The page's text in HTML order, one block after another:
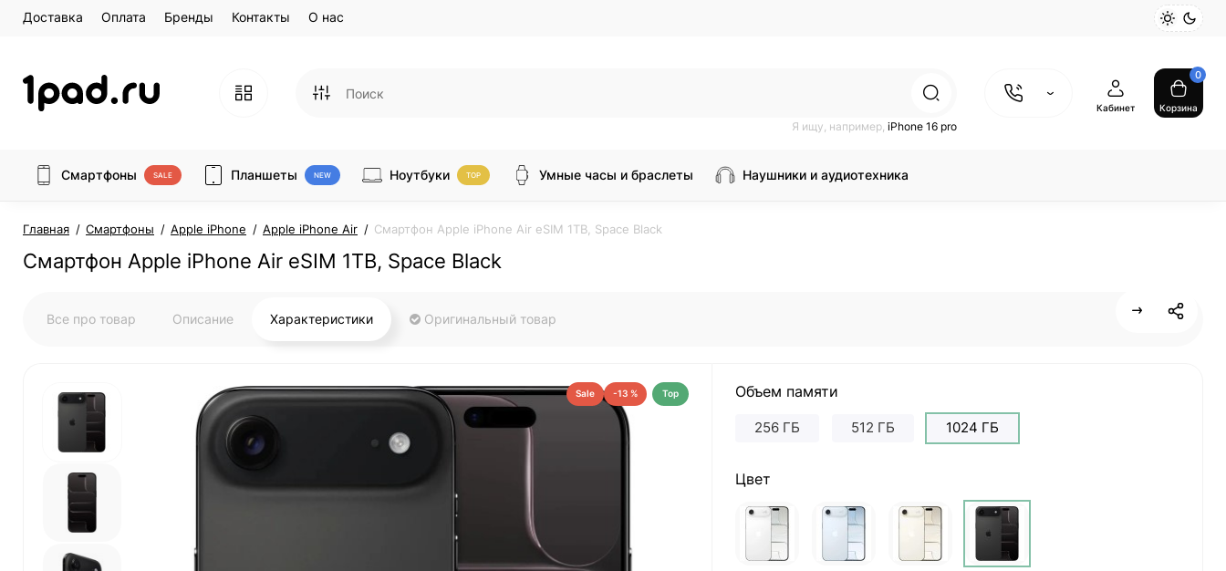
Доставка Оплата Бренды Контакты О нас
Я ищу, например, iPhone 16 pro
Кабинет
0
Корзина
Смартфоны SALE Планшеты NEW Ноутбуки TOP Умные часы и браслеты Наушники и аудиотехника
Главная Смартфоны Apple iPhone Apple iPhone Air Смартфон Apple iPhone Air eSIM 1TB, Space Black
Смартфон Apple iPhone Air eSIM 1TB, Space Black
Все про товар Описание Характеристики Оригинальный товар
Sale -13 % Top Объем памяти
256 ГБ 512 ГБ 1024 ГБ
Цвет